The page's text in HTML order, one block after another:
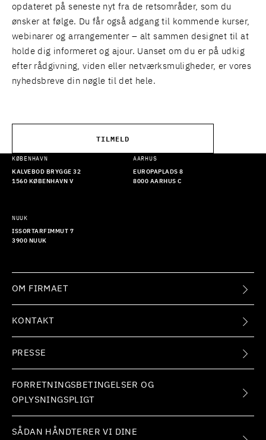
opdateret på seneste nyt fra de retsområder, som du
ønsker at følge. Du får også adgang til kommende kurser,
webinarer og arrangementer – alt sammen designet til at
holde dig informeret og ajour. Uanset om du er på udkig
efter rådgivning, viden eller netværksmuligheder, er vores
nyhedsbreve din nøgle til det hele.
TILMELD
KØBENHAVN
KALVEBOD BRYGGE 32
1560 KØBENHAVN V
AARHUS
EUROPAPLADS 8
8000 AARHUS C
NUUK
ISSORTARFIMMUT 7
3900 NUUK
OM FIRMAET
KONTAKT
PRESSE
FORRETNINGSBETINGELSER OG
OPLYSNINGSPLIGT
SÅDAN HÅNDTERER VI DINE